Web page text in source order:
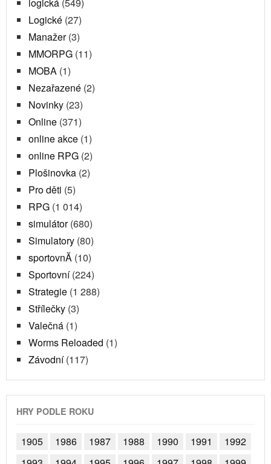
logická (549)
Logické (27)
Manažer(3)
MMORPG (11)
MOBA (1)
Nezařazené (2)
Novinky (23)
Online (371)
online akce (1)
online RPG (2)
Plošinovka (2)
Pro děti (5)
RPG (1 014)
simulátor(680)
Simulatory (80)
sportovnĂ­ (10)
Sportovní(224)
Strategie (1 288)
Střílečky (3)
Valečná (1)
Worms Reloaded (1)
Závodní(117)
HRY PODLE ROKU
1905 1986 1987 1988 1990 1991
1992